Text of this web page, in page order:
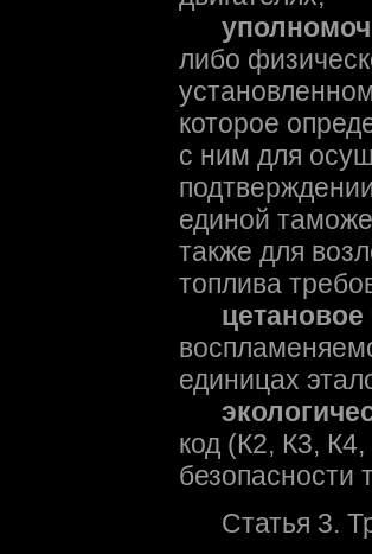
либо
которое
с ним для
единой
также для
топлива
единицах
код (К2, К3,
безопасности
Статья 3.